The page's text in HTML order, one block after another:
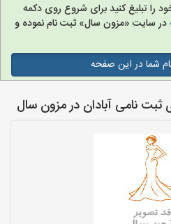
را تبلیغ کنید برای شروع روی دکمه
در سایت «مزون سال» ثبت نام نموده و
شما در این صفحه
نامی آبادان در مزون سال